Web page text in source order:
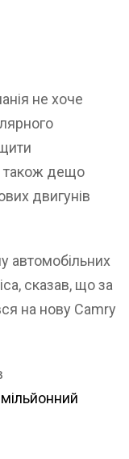
не хоче
також дещо
двигунів
автомобільних
сказав, що за
на нову Camry